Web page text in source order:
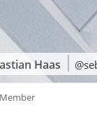
Haas